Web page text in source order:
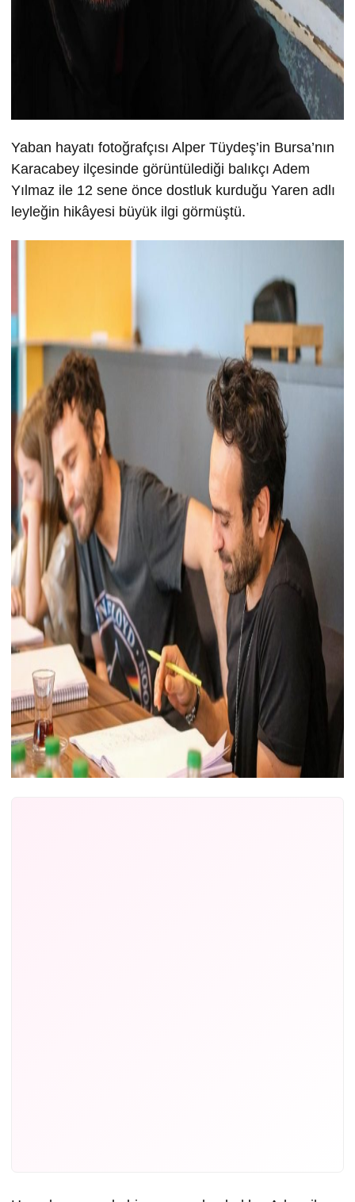
Yaban hayatı fotoğrafçısı Alper Tüydeş’in Bursa’nın
Karacabey ilçesinde görüntülediği balıkçı Adem
Yılmaz ile 12 sene önce dostluk kurduğu Yaren adlı
leyleğin hikâyesi büyük ilgi görmüştü.